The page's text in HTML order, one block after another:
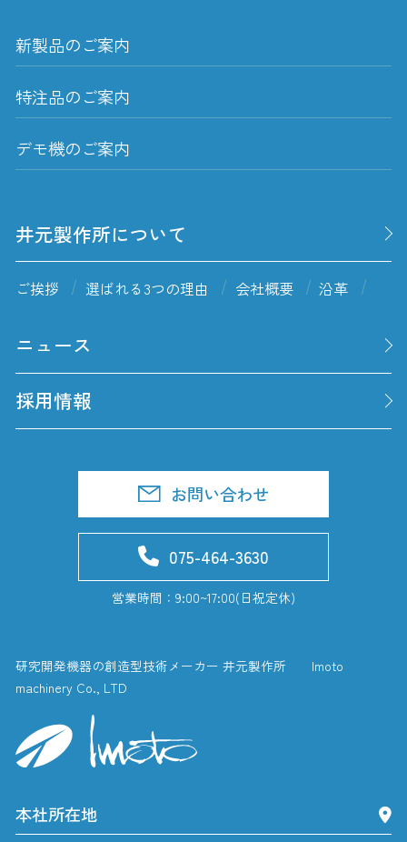
新製品のご案内
特注品のご案内
デモ機のご案内
井元製作所について
ご挨拶 選ばれる3つの理由 会社概要 沿革
ニュース
採用情報
お問い合わせ
075-464-3630
営業時間：9:00~17:00(日祝定休)
研究開発機器の創造型技術メーカー 井元製作所 Imoto
machinery Co., LTD
本社所在地